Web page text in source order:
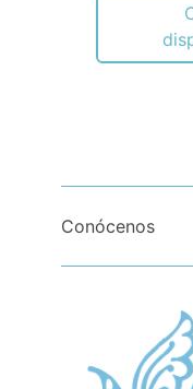
Conócenos